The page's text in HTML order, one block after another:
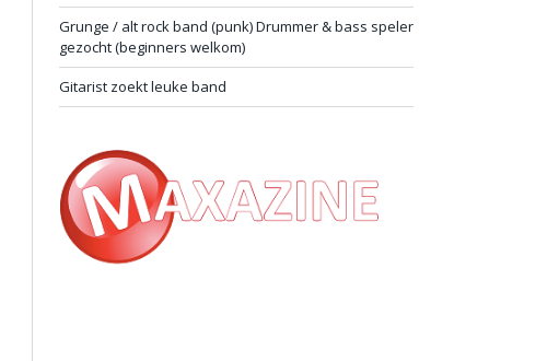
Grunge / alt rock band (punk) Drummer & bass speler
gezocht (beginners welkom)
Gitarist zoekt leuke band